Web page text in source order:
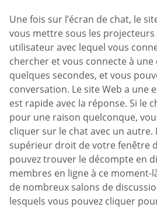
Une fois sur l’écran de chat, le
vous mettre sous les
utilisateur avec lequel vous
chercher et vous connecte à
quelques secondes, et vous
conversation. Le site Web a une
est rapide avec la réponse. Si le
pour une raison quelconque,
cliquer sur le chat avec un autre.
supérieur droit de votre fenêtre
pouvez trouver le décompte en
membres en ligne à ce moment-
de nombreux salons de
lesquels vous pouvez cliquer